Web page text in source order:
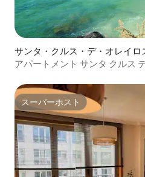
サンタ・クルス・デ・オレイロ
アパートメント サンタ クルス
スーパーホスト
スーパーホスト